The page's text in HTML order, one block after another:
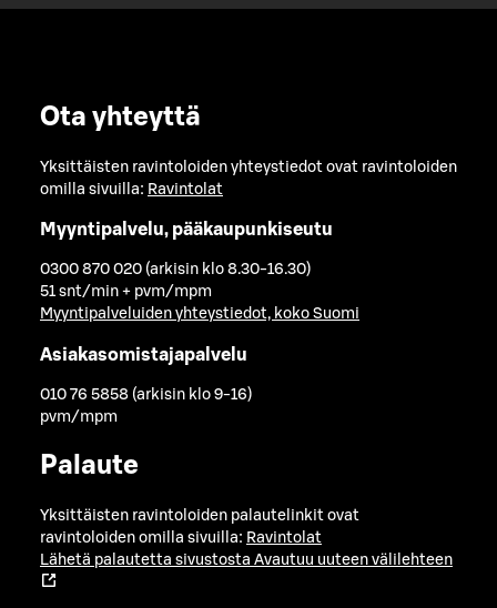
Ota yhteyttä
Yksittäisten ravintoloiden yhteystiedot ovat ravintoloiden
omilla sivuilla: Ravintolat
Myyntipalvelu, pääkaupunkiseutu
0300 870 020 (arkisin klo 8.30-16.30)
51 snt/min + pvm/mpm
Myyntipalveluiden yhteystiedot, koko Suomi
Asiakasomistajapalvelu
010 76 5858 (arkisin klo 9-16)
pvm/mpm
Palaute
Yksittäisten ravintoloiden palautelinkit ovat
ravintoloiden omilla sivuilla: Ravintolat
Lähetä palautetta sivustosta Avautuu uuteen välilehteen